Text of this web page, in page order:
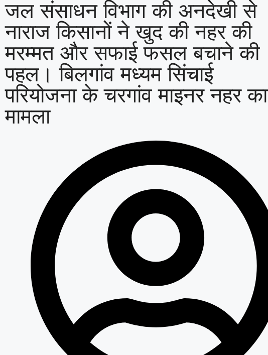
जल संसाधन विभाग की अनदेखी से
नाराज किसानों ने खुद की नहर की
मरम्मत और सफाई फसल बचाने की
पहल। बिलगांव मध्यम सिंचाई
परियोजना के चरगांव माइनर नहर का
मामला